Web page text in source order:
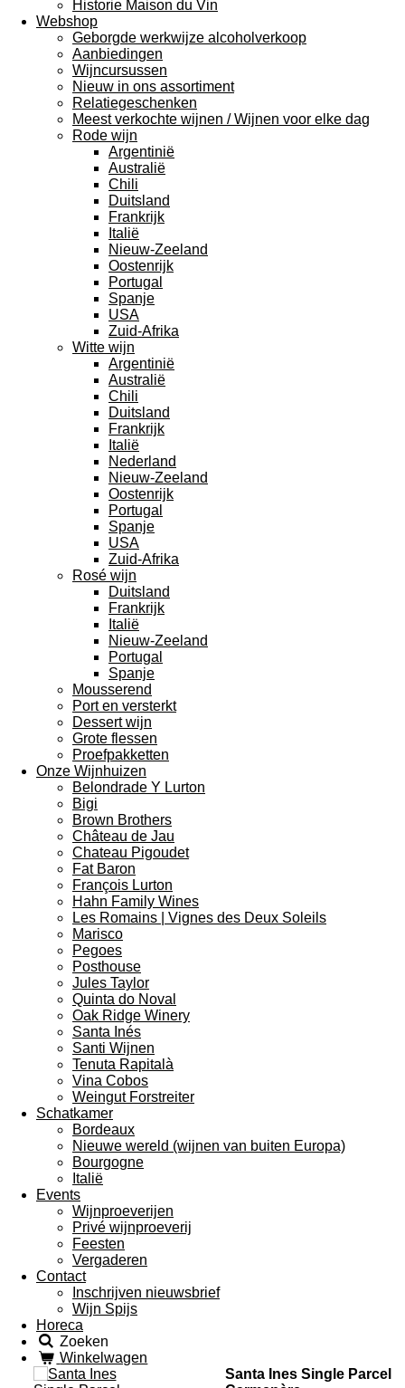
Historie Maison du Vin
Webshop
Geborgde werkwijze alcoholverkoop
Aanbiedingen
Wijncursussen
Nieuw in ons assortiment
Relatiegeschenken
Meest verkochte wijnen / Wijnen voor elke dag
Rode wijn
Argentinië
Australië
Chili
Duitsland
Frankrijk
Italië
Nieuw-Zeeland
Oostenrijk
Portugal
Spanje
USA
Zuid-Afrika
Witte wijn
Argentinië
Australië
Chili
Duitsland
Frankrijk
Italië
Nederland
Nieuw-Zeeland
Oostenrijk
Portugal
Spanje
USA
Zuid-Afrika
Rosé wijn
Duitsland
Frankrijk
Italië
Nieuw-Zeeland
Portugal
Spanje
Mousserend
Port en versterkt
Dessert wijn
Grote flessen
Proefpakketten
Onze Wijnhuizen
Belondrade Y Lurton
Bigi
Brown Brothers
Château de Jau
Chateau Pigoudet
Fat Baron
François Lurton
Hahn Family Wines
Les Romains | Vignes des Deux Soleils
Marisco
Pegoes
Posthouse
Jules Taylor
Quinta do Noval
Oak Ridge Winery
Santa Inés
Santi Wijnen
Tenuta Rapitalà
Vina Cobos
Weingut Forstreiter
Schatkamer
Bordeaux
Nieuwe wereld (wijnen van buiten Europa)
Bourgogne
Italië
Events
Wijnproeverijen
Privé wijnproeverij
Feesten
Vergaderen
Contact
Inschrijven nieuwsbrief
Wijn Spijs
Horeca
Zoeken
Winkelwagen
Santa Ines Single Parcel